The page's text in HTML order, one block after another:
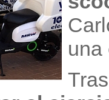
una